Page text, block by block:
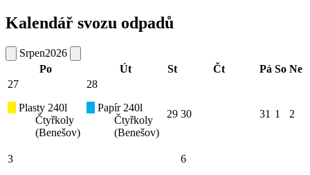
Kalendář svozu odpadů
Srpen2026
Po
Út St Čt Pá So Ne
27
Plasty 240l
Čtyřkoly
(Benešov)
28
Papír 240l
Čtyřkoly
(Benešov)
29 30 31 1 2
3
6